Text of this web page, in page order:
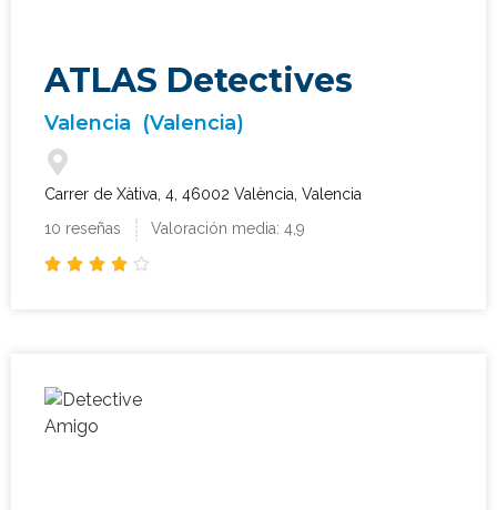
ATLAS Detectives
Valencia (Valencia)
Carrer de Xàtiva, 4, 46002 València, Valencia
10 reseñas
Valoración media: 4,9
    